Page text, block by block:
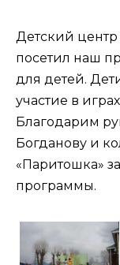
Детский
посетил наш
для детей.
участие в
Благодарим
Богданову и
«Паритошка»
программы.